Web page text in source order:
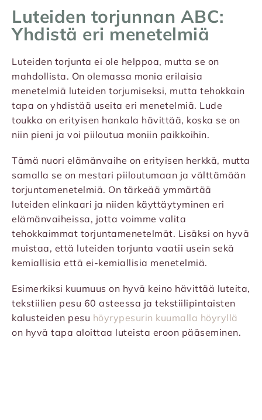
Luteiden torjunnan ABC:
Yhdistä eri menetelmiä
Luteiden torjunta ei ole helppoa, mutta se on
mahdollista. On olemassa monia erilaisia
menetelmiä luteiden torjumiseksi, mutta tehokkain
tapa on yhdistää useita eri menetelmiä. Lude
toukka on erityisen hankala hävittää, koska se on
niin pieni ja voi piiloutua moniin paikkoihin.
Tämä nuori elämänvaihe on erityisen herkkä, mutta
samalla se on mestari piiloutumaan ja välttämään
torjuntamenetelmiä. On tärkeää ymmärtää
luteiden elinkaari ja niiden käyttäytyminen eri
elämänvaiheissa, jotta voimme valita
tehokkaimmat torjuntamenetelmät. Lisäksi on hyvä
muistaa, että luteiden torjunta vaatii usein sekä
kemiallisia että ei-kemiallisia menetelmiä.
Esimerkiksi kuumuus on hyvä keino hävittää luteita,
tekstiilien pesu 60 asteessa ja tekstiilipintaisten
kalusteiden pesu höyrypesurin kuumalla höyryllä
on hyvä tapa aloittaa luteista eroon pääseminen.